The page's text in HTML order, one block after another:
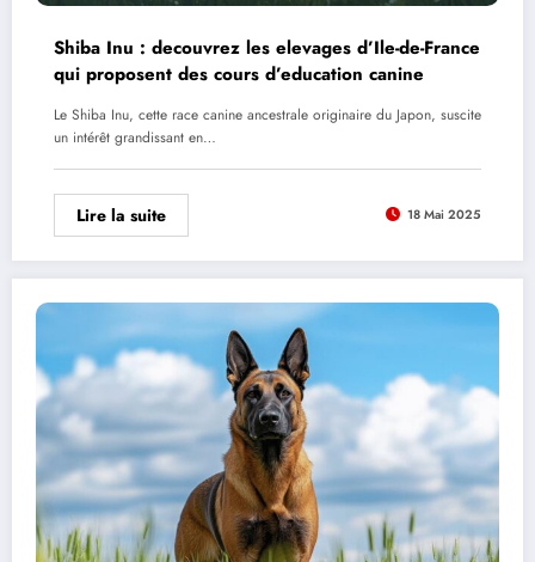
Shiba Inu : decouvrez les elevages d’Ile-de-France
qui proposent des cours d’education canine
Le Shiba Inu, cette race canine ancestrale originaire du Japon, suscite
un intérêt grandissant en…
Lire la suite 18 Mai 2025